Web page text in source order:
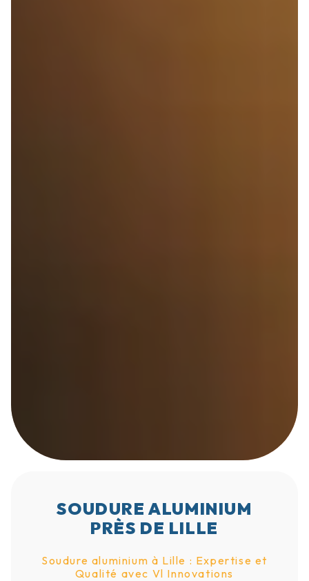
SOUDURE ALUMINIUM
PRÈS DE LILLE
Soudure aluminium à Lille : Expertise et
Qualité avec Vl Innovations